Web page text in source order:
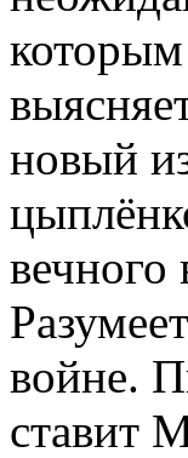
новый
войне.
ставит